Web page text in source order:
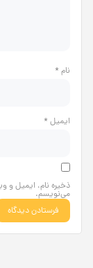
نام *
ایمیل *
ذخیره نام، ایمیل و
می‌نویسم.